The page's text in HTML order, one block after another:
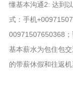
懂基本沟通2: 达到
式：手机
00971507650368；
基本薪水为包住包
的带薪休假和往返机